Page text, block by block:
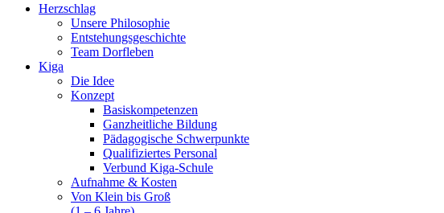
Herzschlag
Unsere Philosophie
Entstehungsgeschichte
Team Dorfleben
Kiga
Die Idee
Konzept
Basiskompetenzen
Ganzheitliche Bildung
Pädagogische Schwerpunkte
Qualifiziertes Personal
Verbund Kiga-Schule
Aufnahme & Kosten
Von Klein bis Groß